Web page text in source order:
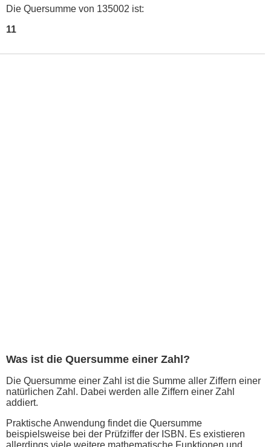
Die Quersumme von 135002 ist:
11
Was ist die Quersumme einer Zahl?
Die Quersumme einer Zahl ist die Summe aller Ziffern einer
natürlichen Zahl. Dabei werden alle Ziffern einer Zahl
addiert.
Praktische Anwendung findet die Quersumme
beispielsweise bei der Prüfziffer der ISBN. Es existieren